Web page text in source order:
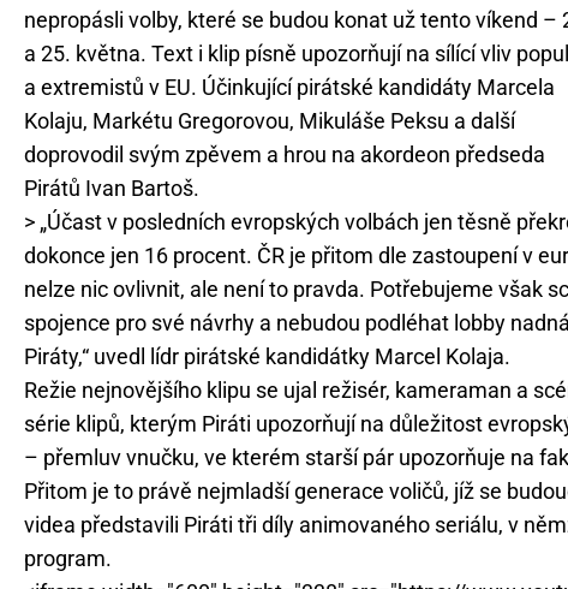
nepropásli volby, které se budou konat už tento víkend –
a 25. května. Text i klip písně upozorňují na sílící vliv
a extremistů v EU. Účinkující pirátské kandidáty Marcela
Kolaju, Markétu Gregorovou, Mikuláše Peksu a další
doprovodil svým zpěvem a hrou na akordeon předseda
Pirátů Ivan Bartoš.
> „Účast v posledních evropských volbách jen těsně
dokonce jen 16 procent. ČR je přitom dle zastoupení v
nelze nic ovlivnit, ale není to pravda. Potřebujeme však
spojence pro své návrhy a nebudou podléhat lobby
Piráty,“ uvedl lídr pirátské kandidátky Marcel Kolaja.
Režie nejnovějšího klipu se ujal režisér, kameraman a
série klipů, kterým Piráti upozorňují na důležitost
– přemluv vnučku, ve kterém starší pár upozorňuje na
Přitom je to právě nejmladší generace voličů, jíž se
videa představili Piráti tři díly animovaného seriálu, v
program.